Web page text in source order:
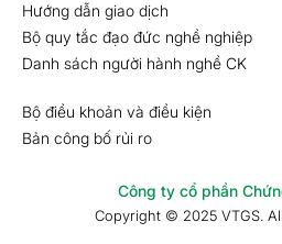
Hướng dẫn giao dịch
Bộ quy tắc đạo đức nghề nghiệp
Danh sách người hành nghề CK
Bộ điều khoản và điều kiện
Bản công bố rủi ro
Công ty cổ phần
Copyright © 2025 VTGS.